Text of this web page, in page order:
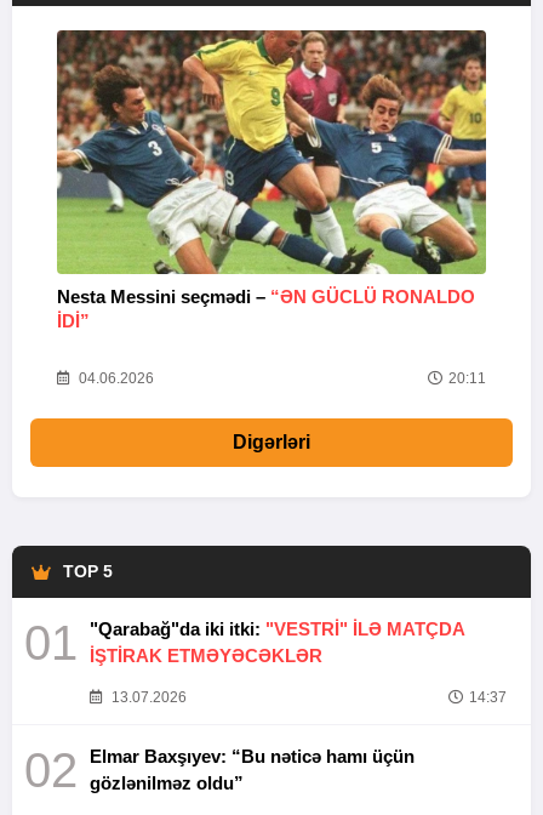
Nesta Messini seçmədi – “ƏN GÜCLÜ RONALDO
IDI”
04.06.2026 20:11
Digərləri
TOP 5
01 "Qarabağ"da iki itki: "VESTRİ" İLƏ MATÇDA
İŞTİRAK ETMƏYƏCƏKLƏR
13.07.2026 14:37
02
Elmar Baxşıyev: “Bu nəticə hamı üçün
gözlənilməz oldu”